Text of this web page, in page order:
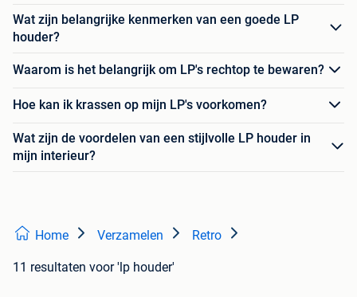
Wat zijn belangrijke kenmerken van een goede LP
houder?
Waarom is het belangrijk om LP's rechtop te bewaren?
Hoe kan ik krassen op mijn LP's voorkomen?
Wat zijn de voordelen van een stijlvolle LP houder in
mijn interieur?
Home Verzamelen Retro
11 resultaten voor 'lp houder'